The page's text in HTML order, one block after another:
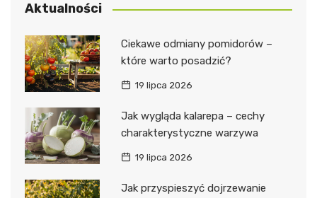
Aktualności
Ciekawe odmiany pomidorów –
które warto posadzić?
19 lipca 2026
Jak wygląda kalarepa – cechy
charakterystyczne warzywa
19 lipca 2026
Jak przyspieszyć dojrzewanie